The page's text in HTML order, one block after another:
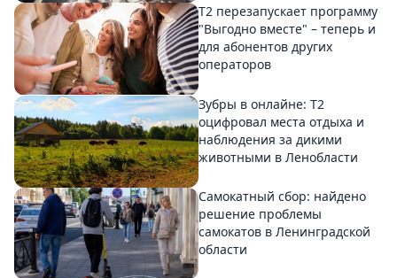
Т2 перезапускает программу
"Выгодно вместе" – теперь и
для абонентов других
операторов
Зубры в онлайне: Т2
оцифровал места отдыха и
наблюдения за дикими
животными в Ленобласти
Самокатный сбор: найдено
решение проблемы
самокатов в Ленинградской
области